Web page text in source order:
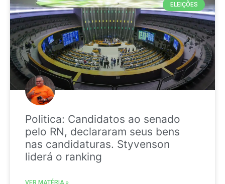
ELEIÇÕES
Politica: Candidatos ao senado
pelo RN, declararam seus bens
nas candidaturas. Styvenson
liderá o ranking
VER MATÉRIA »